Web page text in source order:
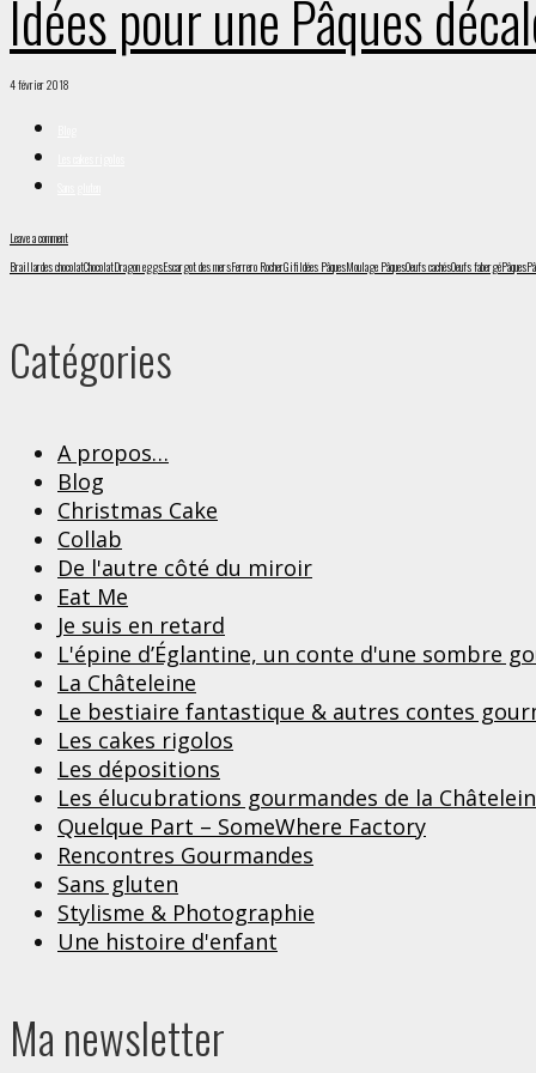
Idées pour une Pâques
4 février 2018
Leave a comment
Braillardes chocolatChocolatDragon eggsEscargot des mersFerrero RocherGifiIdées PâquesMoulage PâquesOeufs cachésOeufs fabergéPâques
Catégories
A propos…
Blog
Christmas Cake
Collab
De l'autre côté du miroir
Eat Me
Je suis en retard
L'épine d’Églantine, un conte d'une sombre
La Châteleine
Le bestiaire fantastique & autres contes
Les cakes rigolos
Les dépositions
Les élucubrations gourmandes de la
Quelque Part – SomeWhere Factory
Rencontres Gourmandes
Sans gluten
Stylisme & Photographie
Une histoire d'enfant
Ma newsletter